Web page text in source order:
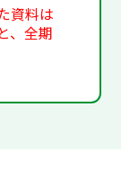
資料は
、全期